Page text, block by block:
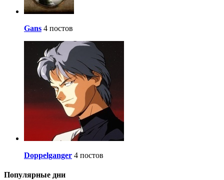
Gans 4 постов
Doppelganger 4 постов
Популярные дни